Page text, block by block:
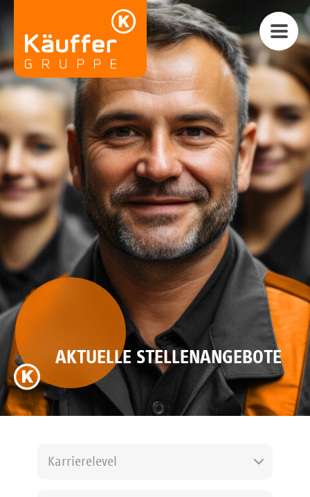
AKTUELLE STELLENANGEBOTE
Karrierelevel